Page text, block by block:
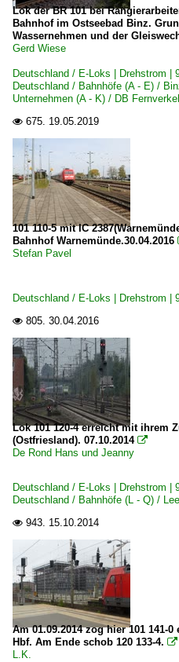
Leer
Lehrte
Leipzig (sonstige)
Linz(Rhein)
Lüneburg
Lünen
Magdeburg (sonstige)
Mainz Hbf ·FMZ·
Mannheim Hbf ·RM·
Bahnhöfe (R - Z)
Saalfeld
Singen (Htw)
Stockheim
Stuttgart Hbf ·TS·
Weimar (alle
Bahntechnische Anlagen
Hohenzollernbrücke
Lichtsignale
Dieselloks | 92 80
Lok der BR 101 bei
Bahnhof im Ostseebad Binz.
Wassernehmen und der
Gerd Wiese
Deutschland / E-Loks | Drehstrom
Deutschland / Bahnhöfe (A - E) /
Unternehmen (A - K) / DB
 675. 19.05.2019
101 110-5 mit IC
Bahnhof Warnemünde.30.04.2016
Stefan Pavel
Deutschland / E-Loks | Drehstrom
 805. 30.04.2016
Lok 101 120-4 erreicht mit ihrem
(Ostfriesland). 07.10.2014 
De Rond Hans und Jeanny
Deutschland / E-Loks | Drehstrom
Deutschland / Bahnhöfe (L - Q) /
 943. 15.10.2014
Am 01.09.2014 zog hier 101 141-
Hbf. Am Ende schob 120 133-4. 
L.K.